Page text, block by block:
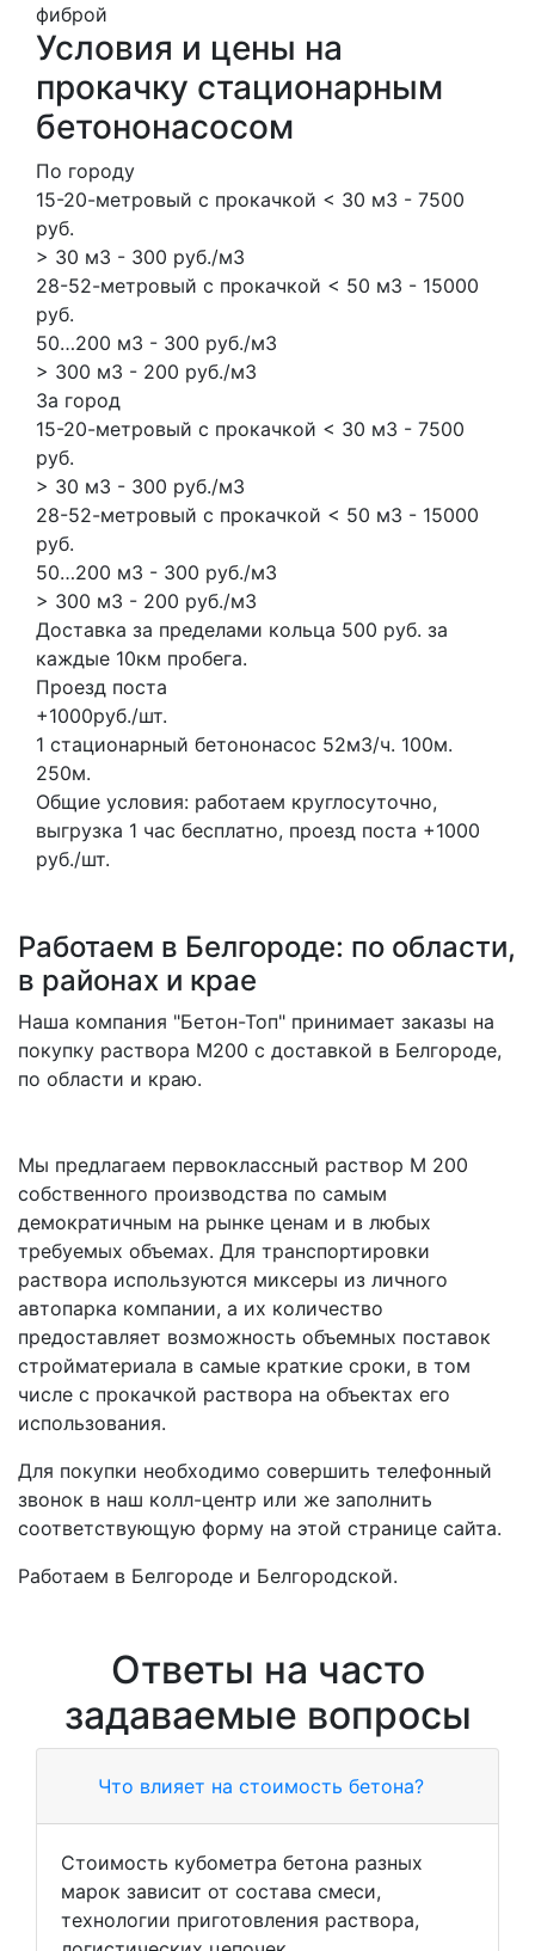
фиброй
Условия и цены на
прокачку стационарным
бетононасосом
По городу
15-20-метровый с прокачкой < 30 м3 - 7500
руб.
> 30 м3 - 300 руб./м3
28-52-метровый с прокачкой < 50 м3 - 15000
руб.
50…200 м3 - 300 руб./м3
> 300 м3 - 200 руб./м3
За город
15-20-метровый с прокачкой < 30 м3 - 7500
руб.
> 30 м3 - 300 руб./м3
28-52-метровый с прокачкой < 50 м3 - 15000
руб.
50…200 м3 - 300 руб./м3
> 300 м3 - 200 руб./м3
Доставка за пределами кольца 500 руб. за
каждые 10км пробега.
Проезд поста
+1000руб./шт.
1 стационарный бетононасос 52м3/ч. 100м.
250м.
Общие условия: работаем круглосуточно,
выгрузка 1 час бесплатно, проезд поста +1000
руб./шт.
Работаем в Белгороде: по области,
в районах и крае
Наша компания "Бетон-Топ" принимает заказы на
покупку раствора M200 с доставкой в Белгороде,
по области и краю.
Мы предлагаем первоклассный раствор M 200
собственного производства по самым
демократичным на рынке ценам и в любых
требуемых объемах. Для транспортировки
раствора используются миксеры из личного
автопарка компании, а их количество
предоставляет возможность объемных поставок
стройматериала в самые краткие сроки, в том
числе с прокачкой раствора на объектах его
использования.
Для покупки необходимо совершить телефонный
звонок в наш колл-центр или же заполнить
соответствующую форму на этой странице сайта.
Работаем в Белгороде и Белгородской.
Ответы на часто
задаваемые вопросы
Что влияет на стоимость бетона?
Стоимость кубометра бетона разных
марок зависит от состава смеси,
технологии приготовления раствора,